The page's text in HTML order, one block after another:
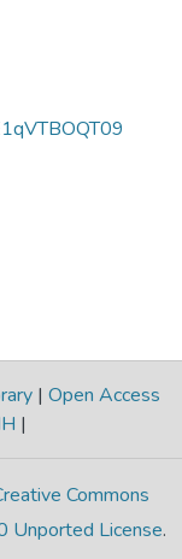
| Open Access
|
Commons
Unported License.